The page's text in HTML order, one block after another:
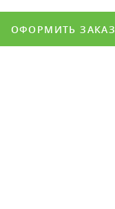
ОФОРМИТЬ ЗАКАЗ